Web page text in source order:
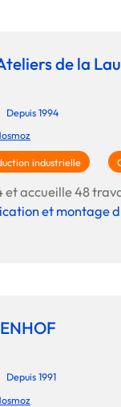
de la
Depuis 1994
industrielle
et accueille 48
et montage
Depuis 1991